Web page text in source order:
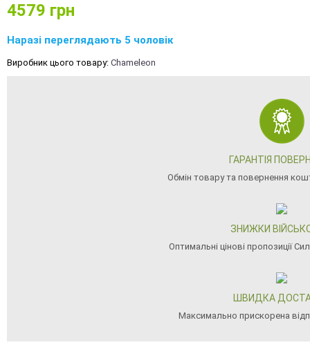
4579 грн
Наразі переглядають 5 чоловік
Виробник цього товару: Chameleon
ГАРАНТІЯ
Обмін товару та повернення
ЗНИЖКИ
Оптимальні цінові пропозиції
ШВИДКА
Максимально прискорена